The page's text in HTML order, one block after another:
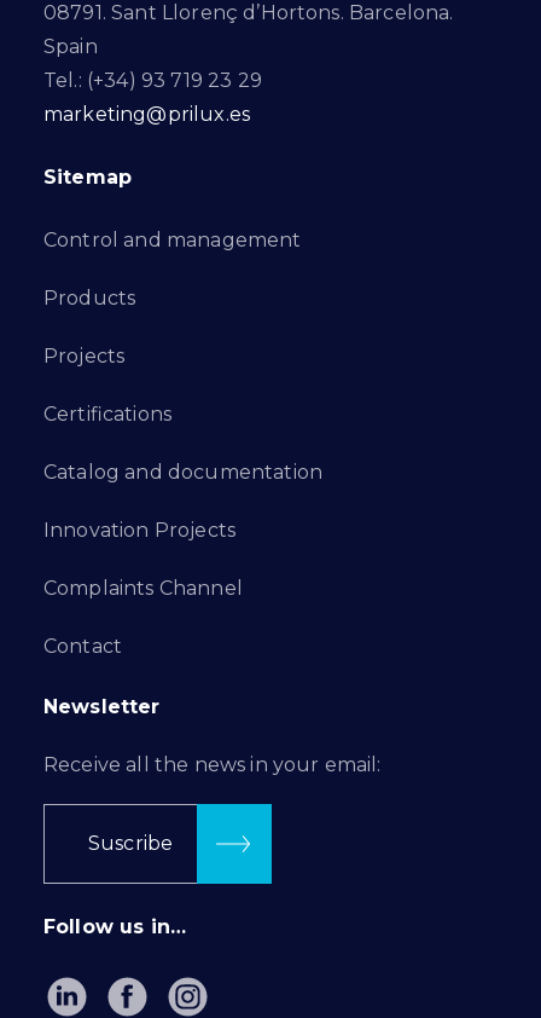
08791. Sant Llorenç d’Hortons. Barcelona.
Spain
Tel.: (+34) 93 719 23 29
marketing@prilux.es
Sitemap
Control and management
Products
Projects
Certifications
Catalog and documentation
Innovation Projects
Complaints Channel
Contact
Newsletter
Receive all the news in your email:
Suscribe
Follow us in…